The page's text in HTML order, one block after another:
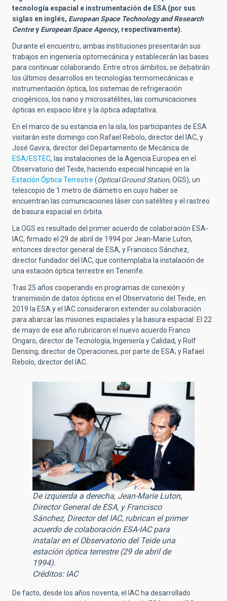
tecnología espacial e instrumentación de ESA (por sus
siglas en inglés, European Space Technology and Research
Centrey European Space Agency, respectivamente).
Durante el encuentro, ambas instituciones presentarán sus
trabajos en ingeniería optomecánica y establecerán las bases
para continuar colaborando. Entre otros ámbitos, se debatirán
los últimos desarrollos en tecnologías termomecánicas e
instrumentación óptica, los sistemas de refrigeración
criogénicos, los nano y microsatélites, las comunicaciones
ópticas en espacio libre y la óptica adaptativa.
En el marco de su estancia en la isla, los participantes de ESA
visitarán este domingo con Rafael Rebolo, director del IAC, y
José Gavira, director del Departamento de Mecánica de
ESA/ESTEC, las instalaciones de la Agencia Europea en el
Observatorio del Teide, haciendo especial hincapié en la
Estación Óptica Terrestre (Optical Ground Station, OGS), un
telescopio de 1 metro de diámetro en cuyo haber se
encuentran las comunicaciones láser con satélites y el rastreo
de basura espacial en órbita.
La OGS es resultado del primer acuerdo de colaboración ESA-
IAC, firmado el 29 de abril de 1994 por Jean-Marie Luton,
entonces director general de ESA, y Francisco Sánchez,
director fundador del IAC, que contemplaba la instalación de
una estación óptica terrestre en Tenerife.
Tras 25 años cooperando en programas de conexión y
transmisión de datos ópticos en el Observatorio del Teide, en
2019 la ESA y el IAC consideraron extender su colaboración
paraabarcar las misiones espaciales y la basura espacial. El 22
de mayo de ese año rubricaron el nuevo acuerdo Franco
Ongaro, director de Tecnología, Ingeniería y Calidad, y Rolf
Densing, director de Operaciones, por parte de ESA; y Rafael
Rebolo, director del IAC.
De izquierda a derecha, Jean-Marie Luton,
Director General de ESA, y Francisco
Sánchez, Director del IAC, rubrican el primer
acuerdo de colaboración ESA-IAC para
instalar en el Observatorio del Teide una
estación óptica terrestre (29 de abril de
1994).
Créditos: IAC
De facto, desde los años noventa, el IAC ha desarrollado